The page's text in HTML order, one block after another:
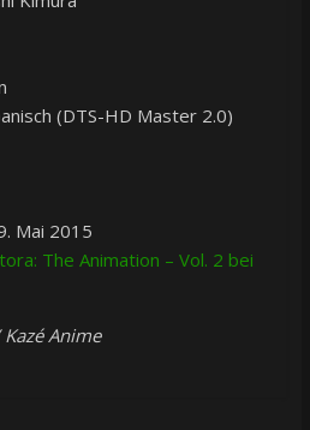
(DTS-HD Master 2.0)
Mai 2015
The Animation – Vol. 2 bei
Anime